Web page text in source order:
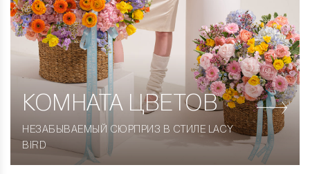
КОМНАТАЦВЕТОВ
НЕЗАБЫВАЕМЫЙ СЮРПРИЗ В СТИЛЕ LACY
BIRD